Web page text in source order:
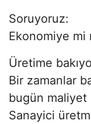
Soruyoruz:
Ekonomiye mi
Üretime
Bir zamanlar
bugün maliyet
Sanayici